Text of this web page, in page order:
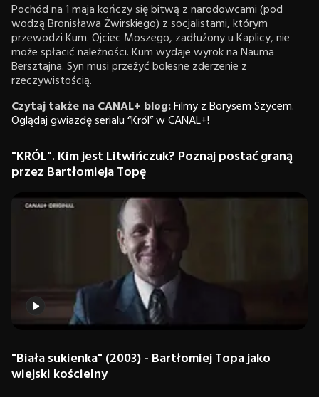
Pochód na 1 maja kończy się bitwą z narodowcami (pod
wodzą Bronisława Żwirskiego) z socjalistami, którym
przewodzi Kum. Ojciec Moszego, zadłużony u Kaplicy, nie
może spłacić należności. Kum wydaje wyrok na Nauma
Bersztajna. Syn musi przeżyć bolesne zderzenie z
rzeczywistością.
Czytaj także na CANAL+ blog:Filmy z Borysem Szycem.
Oglądaj gwiazdę serialu “Król” w CANAL+!
"KRÓL". Kim jest Litwińczuk? Poznaj postać graną
przez Bartłomieja Topę
"Biała sukienka" (2003) - Bartłomiej Topa jako
wiejski kościelny